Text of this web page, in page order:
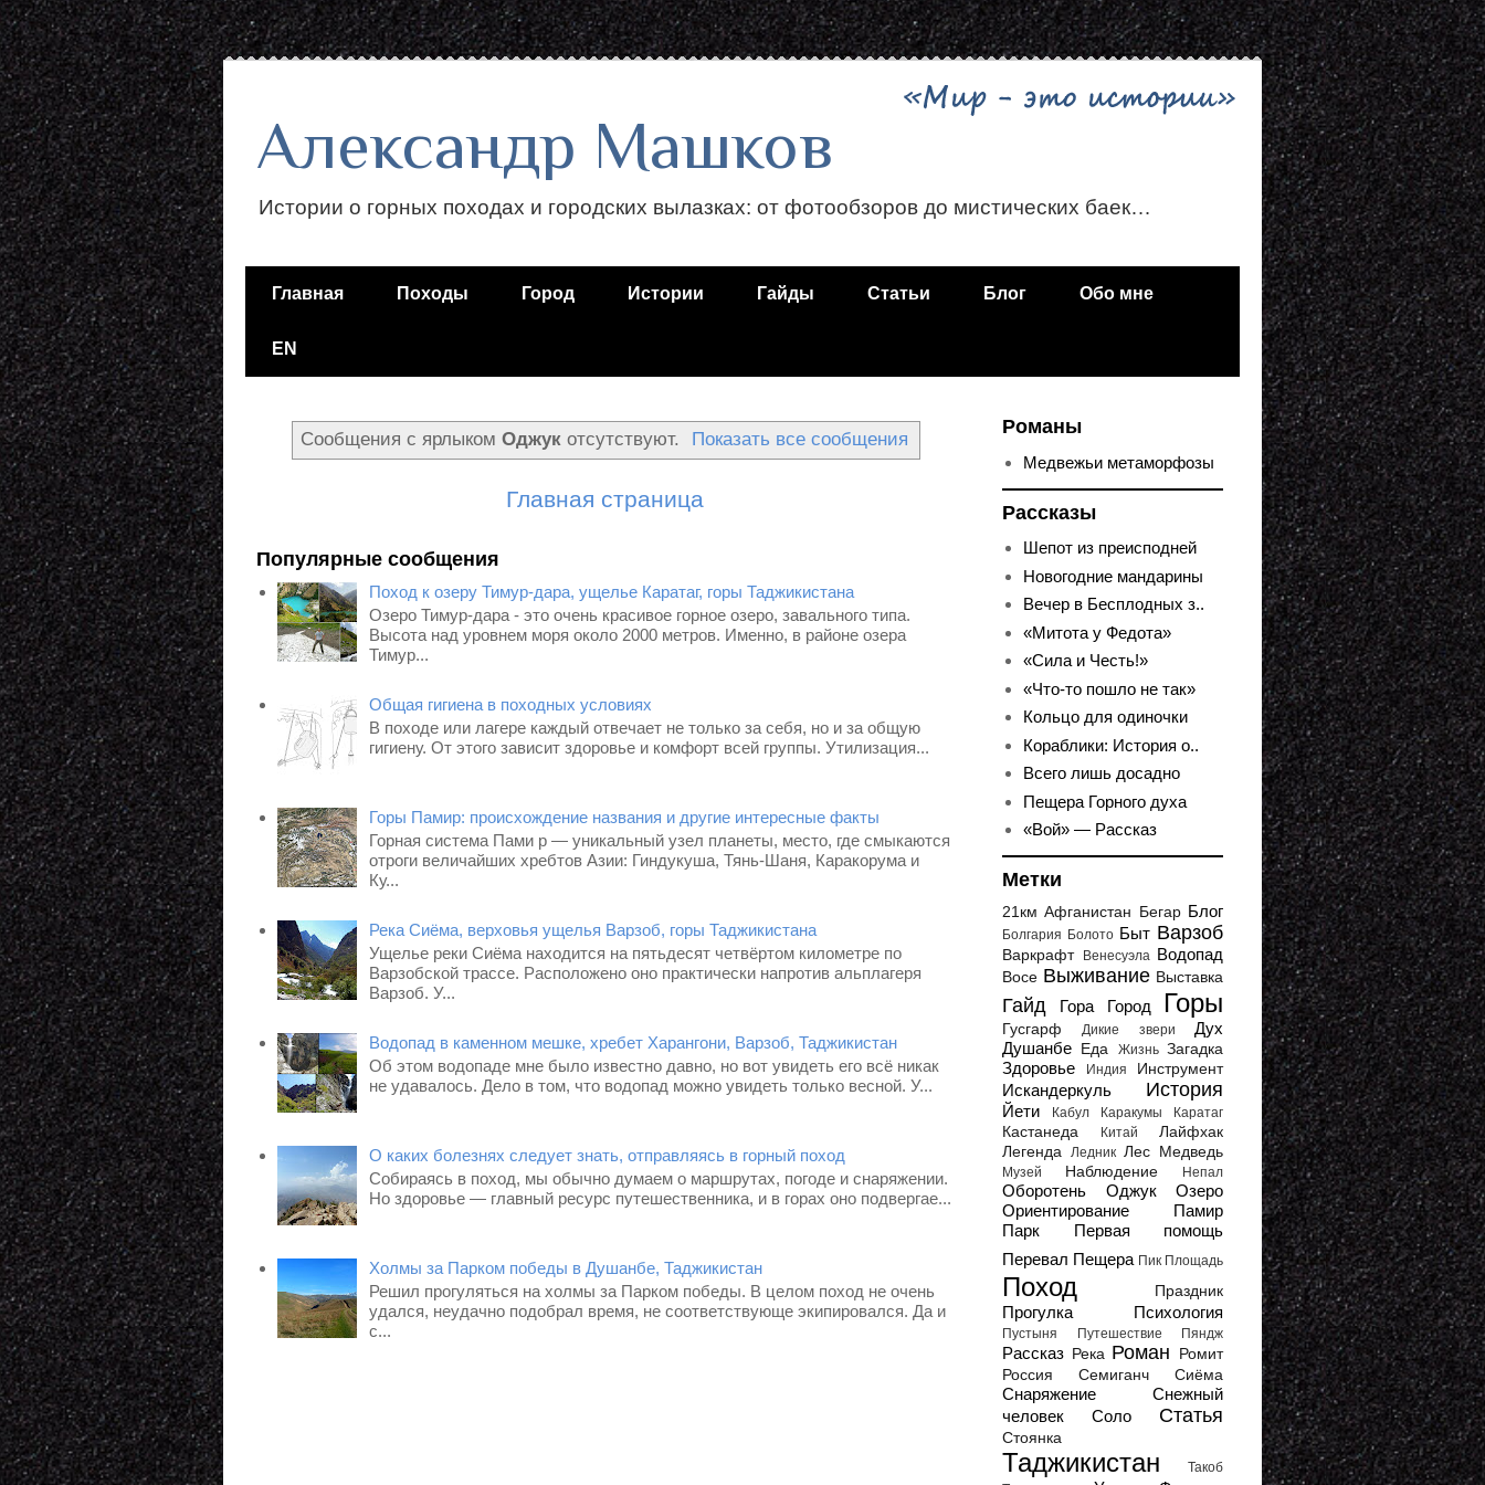
Александр Машков
Истории о горных походах и городских вылазках: от фотообзоров до мистических баек…
Главная Походы Город Истории Гайды Статьи Блог Обо мне
EN
Сообщения с ярлыком Оджукотсутствуют. Показать все сообщения
Главная страница
Популярные сообщения
Поход к озеру Тимур-дара, ущелье Каратаг, горы Таджикистана
Озеро Тимур-дара - это очень красивое горное озеро, завального типа.
Высота над уровнем моря около 2000 метров. Именно, в районе озера
Тимур...
Общая гигиена в походных условиях
В походе или лагере каждый отвечает не только за себя, но и за общую
гигиену. От этого зависит здоровье и комфорт всей группы. Утилизация...
Горы Памир: происхождение названия и другие интересные факты
Горная система Пами р — уникальный узел планеты, место, где смыкаются
отроги величайших хребтов Азии: Гиндукуша, Тянь-Шаня, Каракорума и
Ку...
Река Сиёма, верховья ущелья Варзоб, горы Таджикистана
Ущелье реки Сиёма находится на пятьдесят четвёртом километре по
Варзобской трассе. Расположено оно практически напротив альплагеря
Варзоб. У...
Водопад в каменном мешке, хребет Харангони, Варзоб, Таджикистан
Об этом водопаде мне было известно давно, но вот увидеть его всё никак
не удавалось. Дело в том, что водопад можно увидеть только весной. У...
О каких болезнях следует знать, отправляясь в горный поход
Собираясь в поход, мы обычно думаем о маршрутах, погоде и снаряжении.
Но здоровье — главный ресурс путешественника, и в горах оно подвергае...
Холмы за Парком победы в Душанбе, Таджикистан
Решил прогуляться на холмы за Парком победы. В целом поход не очень
удался, неудачно подобрал время, не соответствующе экипировался. Да и
с...
Романы
Медвежьи метаморфозы
Рассказы
Шепот из преисподней
Новогодние мандарины
Вечер в Бесплодных з..
«Митота у Федота»
«Сила и Честь!»
«Что-то пошло не так»
Кольцо для одиночки
Кораблики: История о..
Всего лишь досадно
Пещера Горного духа
«Вой» — Рассказ
Метки
21км Афганистан Бегар Блог
Болгария Болото Быт Варзоб
Варкрафт Венесуэла Водопад
Восе Выживание Выставка
Гайд Гора Город Горы
Гусгарф Дикие звери
Дух
Душанбе
Еда Жизнь Загадка
Здоровье Индия Инструмент
Искандеркуль История
Йети Кабул Каракумы Каратаг
Кастанеда Китай
Лайфхак
Легенда Ледник Лес Медведь
Музей Наблюдение Непал
Оборотень Оджук
Озеро
Ориентирование
Памир
Парк
Первая помощь
Перевал Пещера Пик Площадь
Поход Праздник
Прогулка Психология
Пустыня Путешествие Пяндж
Рассказ Река Роман
Ромит
Россия
Семиганч Сиёма
Снаряжение
Снежный
человек
Соло Статья
Стоянка
Таджикистан
Такоб